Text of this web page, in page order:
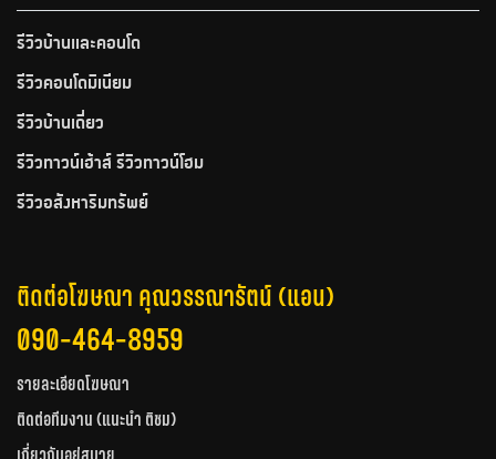
รีวิวบ้านและคอนโด
รีวิวคอนโดมิเนียม
รีวิวบ้านเดี่ยว
รีวิวทาวน์เฮ้าส์ รีวิวทาวน์โฮม
รีวิวอสังหาริมทรัพย์
ติดต่อโฆษณา คุณวรรณารัตน์ (แอน)
090-464-8959
รายละเอียดโฆษณา
ติดต่อทีมงาน (แนะนำ ติชม)